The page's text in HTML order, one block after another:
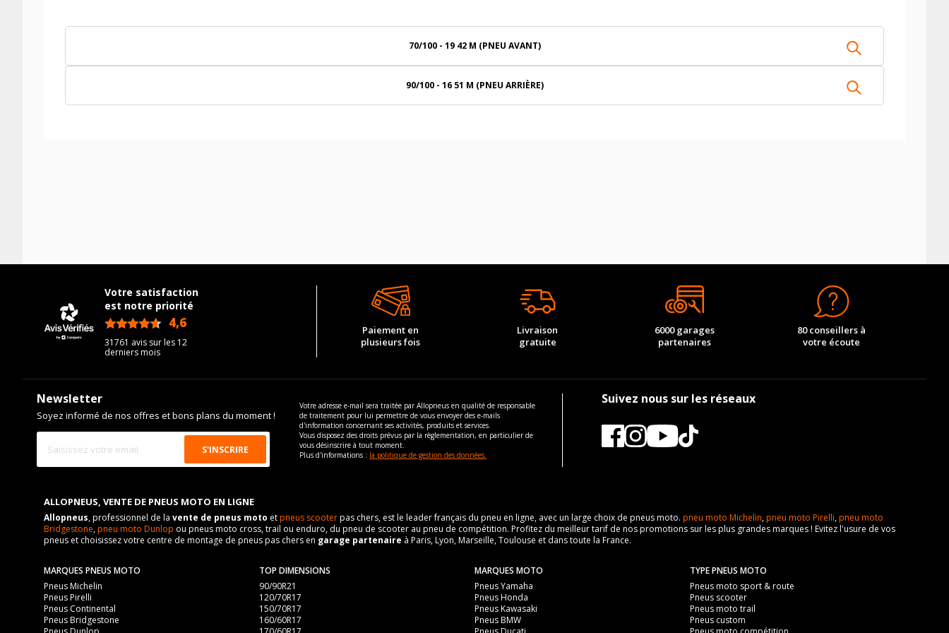
70/100 - 19 42 M (PNEU AVANT)
90/100 - 16 51 M (PNEU ARRIÈRE)
Votre satisfaction
est notre priorité
4,6
31761 avis sur les 12
derniers mois
Paiement en
plusieurs fois
Livraison
gratuite
6000 garages
partenaires
80 conseillers à
votre écoute
Newsletter
Soyez informé de nos offres et bons plans du moment !
Votre adresse e-mail sera traitée par Allopneus en qualité de responsable
de traitement pour lui permettre de vous envoyer des e-mails
d'information concernant ses activités, produits et services.
Vous disposez des droits prévus par la règlementation, en particulier de
vous désinscrire à tout moment.
Plus d'informations : la politique de gestion des données.
Suivez nous sur les réseaux
ALLOPNEUS, VENTE DE PNEUS MOTO EN LIGNE
Allopneus, professionnel de la vente de pneus moto etpneus scooterpas chers, est le leader français du pneu en ligne, avec un large choix de pneus moto. pneu moto Michelin,pneu moto Pirelli,pneu moto
Bridgestone,pneu moto Dunlop ou pneus moto cross, trail ou enduro, du pneu de scooter au pneu de compétition. Profitez du meilleur tarif de nos promotions sur les plus grandes marques ! Evitez l'usure de vos
pneus et choisissez votre centre de montage de pneus pas chers en garage partenaire à Paris, Lyon, Marseille, Toulouse et dans toute la France.
MARQUES PNEUS MOTO
Pneus Michelin
Pneus Pirelli
Pneus Continental
Pneus Bridgestone
TOP DIMENSIONS
90/90R21
120/70R17
150/70R17
160/60R17
MARQUES MOTO
Pneus Yamaha
Pneus Honda
Pneus Kawasaki
Pneus BMW
TYPE PNEUS MOTO
Pneus moto sport & route
Pneus scooter
Pneus moto trail
Pneus custom